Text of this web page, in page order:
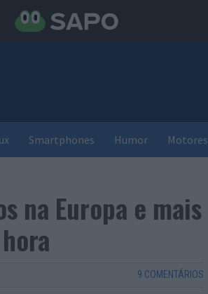
Smartphones Humor Motores
na Europa e mais
9 COMENTÁRIOS